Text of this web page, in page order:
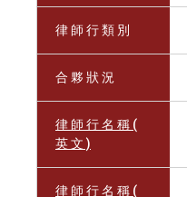
律 師 行 類 別
合 夥 狀 況
律 師 行 名 稱 (
英 文 )
律 師 行 名 稱 (